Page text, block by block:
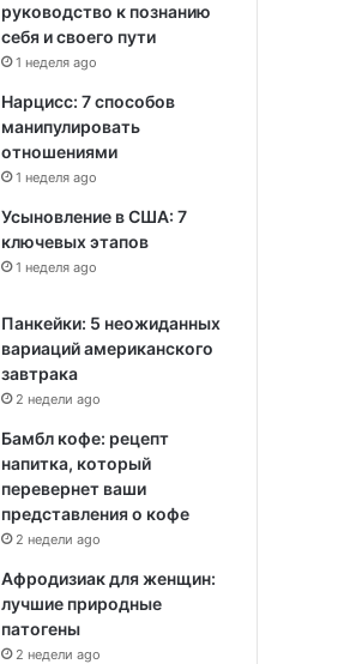
руководство к познанию
себя и своего пути
1 неделя ago
Нарцисс: 7 способов
манипулировать
отношениями
1 неделя ago
Усыновление в США: 7
ключевых этапов
1 неделя ago
Панкейки: 5 неожиданных
вариаций американского
завтрака
2 недели ago
Бамбл кофе: рецепт
напитка, который
перевернет ваши
представления о кофе
2 недели ago
Афродизиак для женщин:
лучшие природные
патогены
2 недели ago